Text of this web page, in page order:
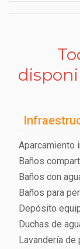
Aparcamiento
Baños
Baños con
Baños para
Depósito
Duchas de
Lavandería de